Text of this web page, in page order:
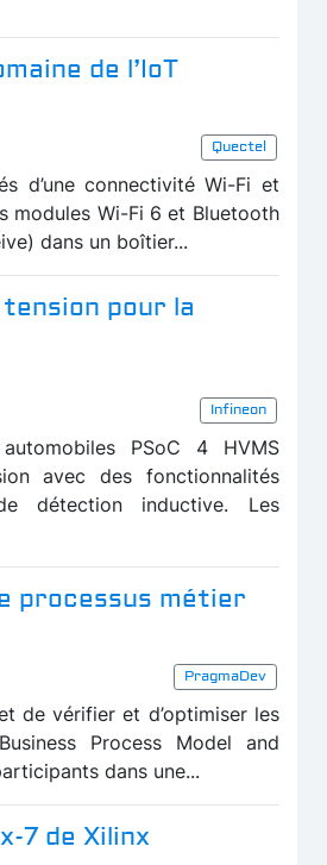
de l’IoT
Quectel
d’une connectivité Wi-Fi et
modules Wi-Fi 6 et Bluetooth
dans un boîtier...
pour la
Infineon
PSoC 4 HVMS
avec des fonctionnalités
détection inductive. Les
processus métier
PragmaDev
de vérifier et d’optimiser les
Process Model and
dans une...
7 de Xilinx